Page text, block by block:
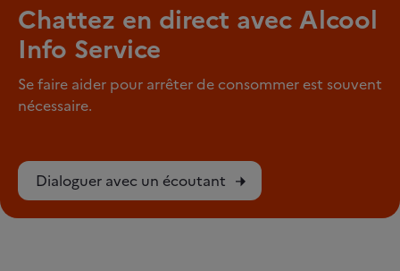
Chattez en direct avec Alcool
Info Service
Se faire aider pour arrêter de consommer est souvent
nécessaire.
Dialoguer avec un écoutant